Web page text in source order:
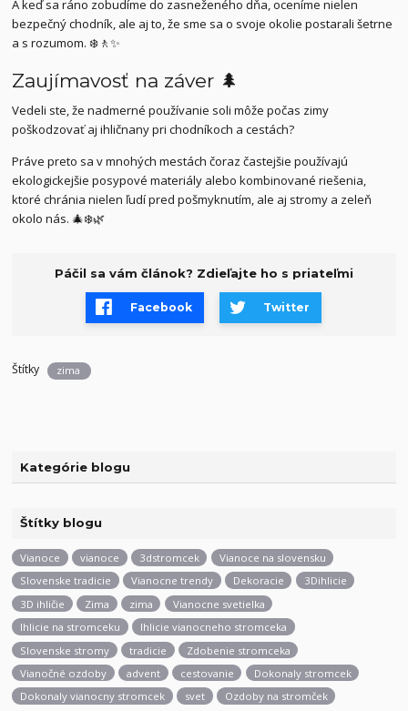
Kategórie blogu
Štítky blogu
Vianoce vianoce 3dstromcek
Vianoce na slovensku
Slovenske tradicie
Vianocne trendy Dekoracie
3Dihlicie
3D ihličie
Zima zima
Vianocne svetielka
Ihlicie na stromceku
Ihlicie vianocneho stromceka
Slovenske stromy
tradicie
Zdobenie stromceka
Vianočné ozdoby
advent cestovanie
Dokonaly stromcek
Dokonaly vianocny stromcek
svet
Ozdoby na stromček
A keď sa ráno zobudíme do zasneženého dňa, oceníme nielen
bezpečný chodník, ale aj to, že sme sa o svoje okolie postarali šetrne
a s rozumom. ❄️🚶✨
Zaujímavosť na záver 🌲
Vedeli ste, že nadmerné používanie soli môže počas zimy
poškodzovať aj ihličnany pri chodníkoch a cestách?
Práve preto sa v mnohých mestách čoraz častejšie používajú
ekologickejšie posypové materiály alebo kombinované riešenia,
ktoré chránia nielen ľudí pred pošmyknutím, ale aj stromy a zeleň
okolo nás. 🎄❄️🌿
Páčil sa vám článok? Zdieľajte ho s priateľmi
Facebook Twitter
Štítky zima